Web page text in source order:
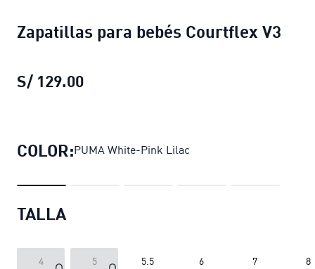
Zapatillas para bebés Courtflex V3
S/ 129.00
COLOR:PUMA White-Pink Lilac
TALLA
4 5 5.5 6 7 8